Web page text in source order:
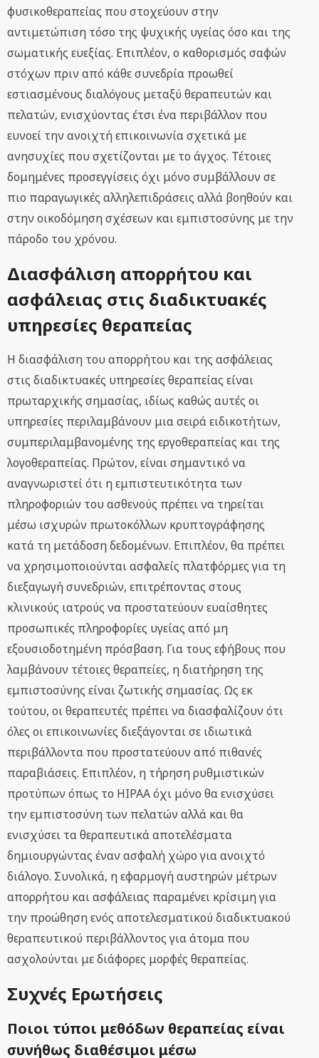
φυσικοθεραπείας που στοχεύουν στην
αντιμετώπιση τόσο της ψυχικής υγείας όσο και της
σωματικής ευεξίας. Επιπλέον, ο καθορισμός σαφών
στόχων πριν από κάθε συνεδρία προωθεί
εστιασμένους διαλόγους μεταξύ θεραπευτών και
πελατών, ενισχύοντας έτσι ένα περιβάλλον που
ευνοεί την ανοιχτή επικοινωνία σχετικά με
ανησυχίες που σχετίζονται με το άγχος. Τέτοιες
δομημένες προσεγγίσεις όχι μόνο συμβάλλουν σε
πιο παραγωγικές αλληλεπιδράσεις αλλά βοηθούν και
στην οικοδόμηση σχέσεων και εμπιστοσύνης με την
πάροδο του χρόνου.
Διασφάλιση απορρήτου και
ασφάλειας στις διαδικτυακές
υπηρεσίες θεραπείας
Η διασφάλιση του απορρήτου και της ασφάλειας
στις διαδικτυακές υπηρεσίες θεραπείας είναι
πρωταρχικής σημασίας, ιδίως καθώς αυτές οι
υπηρεσίες περιλαμβάνουν μια σειρά ειδικοτήτων,
συμπεριλαμβανομένης της εργοθεραπείας και της
λογοθεραπείας. Πρώτον, είναι σημαντικό να
αναγνωριστεί ότι η εμπιστευτικότητα των
πληροφοριών του ασθενούς πρέπει να τηρείται
μέσω ισχυρών πρωτοκόλλων κρυπτογράφησης
κατά τη μετάδοση δεδομένων. Επιπλέον, θα πρέπει
να χρησιμοποιούνται ασφαλείς πλατφόρμες για τη
διεξαγωγή συνεδριών, επιτρέποντας στους
κλινικούς ιατρούς να προστατεύουν ευαίσθητες
προσωπικές πληροφορίες υγείας από μη
εξουσιοδοτημένη πρόσβαση. Για τους εφήβους που
λαμβάνουν τέτοιες θεραπείες, η διατήρηση της
εμπιστοσύνης είναι ζωτικής σημασίας. Ως εκ
τούτου, οι θεραπευτές πρέπει να διασφαλίζουν ότι
όλες οι επικοινωνίες διεξάγονται σε ιδιωτικά
περιβάλλοντα που προστατεύουν από πιθανές
παραβιάσεις. Επιπλέον, η τήρηση ρυθμιστικών
προτύπων όπως το HIPAA όχι μόνο θα ενισχύσει
την εμπιστοσύνη των πελατών αλλά και θα
ενισχύσει τα θεραπευτικά αποτελέσματα
δημιουργώντας έναν ασφαλή χώρο για ανοιχτό
διάλογο. Συνολικά, η εφαρμογή αυστηρών μέτρων
απορρήτου και ασφάλειας παραμένει κρίσιμη για
την προώθηση ενός αποτελεσματικού διαδικτυακού
θεραπευτικού περιβάλλοντος για άτομα που
ασχολούνται με διάφορες μορφές θεραπείας.
Συχνές Ερωτήσεις
Ποιοι τύποι μεθόδων θεραπείας είναι
συνήθως διαθέσιμοι μέσω